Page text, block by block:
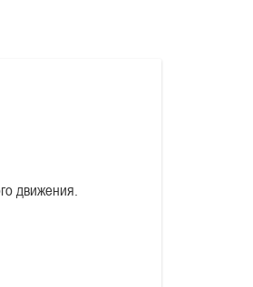
движения.